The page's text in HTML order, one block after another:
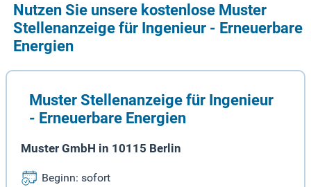
Nutzen Sie unsere kostenlose Muster
Stellenanzeige für Ingenieur - Erneuerbare
Energien
Muster Stellenanzeige für Ingenieur
- Erneuerbare Energien
Muster GmbH in 10115 Berlin
Beginn: sofort